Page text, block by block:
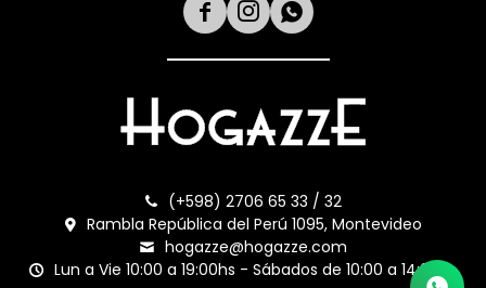
  
(+598) 2706 65 33 / 32
Rambla República del Perú 1095, Montevideo
hogazze@hogazze.com
Lun a Vie 10:00 a 19:00hs - Sábados de 10:00 a 14:00hs